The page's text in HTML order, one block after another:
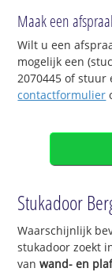
Maak een
Wilt u een
mogelijk een
2070445 of stuur
contactformulier
Stukadoor
Waarschijnlijk
stukadoor zoekt
vanwand- en